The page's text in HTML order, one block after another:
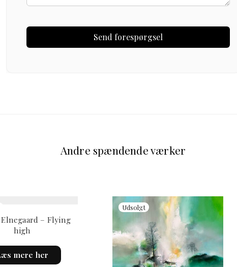
Andre spændende værker
– Flying
high
mere her